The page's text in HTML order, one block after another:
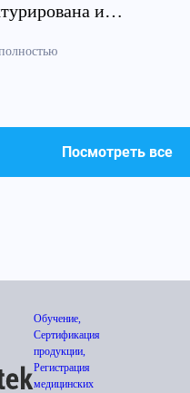
и
Посмотреть все
Обучение,
Сертификация
продукции,
Регистрация
медицинских